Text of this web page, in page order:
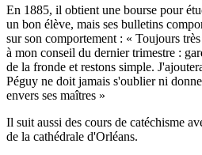
En 1885, il obtient une bourse pour
un bon élève, mais ses bulletins
sur son comportement : « Toujours
à mon conseil du dernier trimestre :
de la fronde et restons simple.
Péguy ne doit jamais s'oublier ni
envers ses maîtres »
Il suit aussi des cours de catéchisme
de la cathédrale d'Orléans.